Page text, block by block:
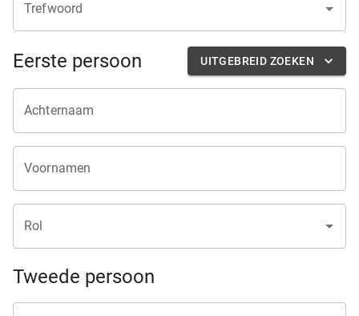
Trefwoord
Eerste persoon UITGEBREID ZOEKEN
Achternaam
Voornamen
Rol
Tweede persoon